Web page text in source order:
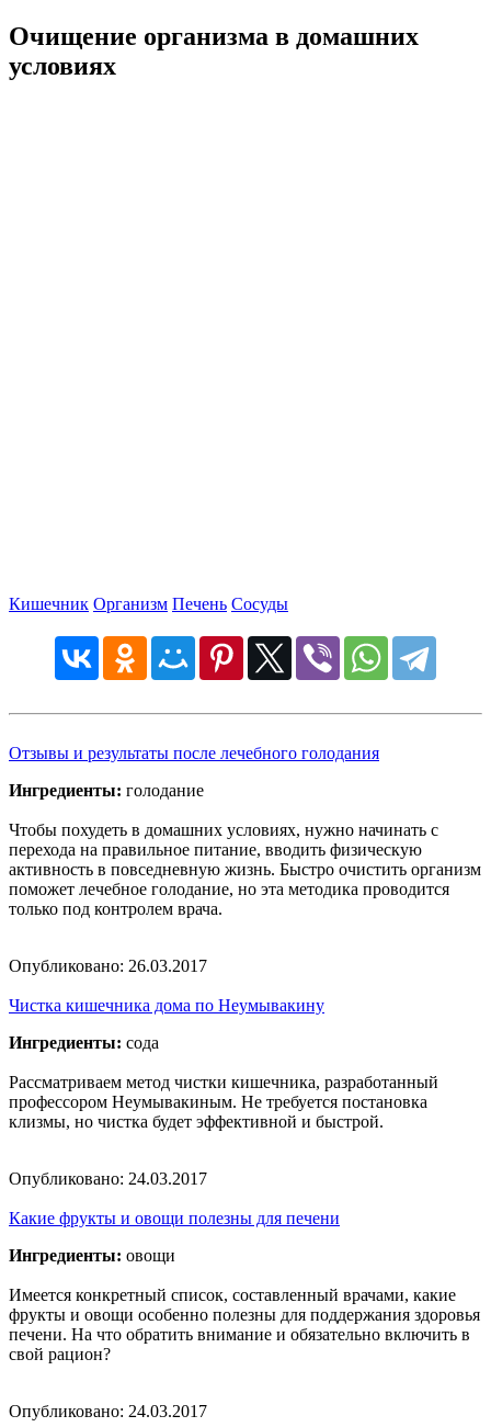
Очищение организма в домашних
условиях
Кишечник Организм Печень Сосуды
Отзывы и результаты после лечебного голодания
Ингредиенты: голодание
Чтобы похудеть в домашних условиях, нужно начинать с
перехода на правильное питание, вводить физическую
активность в повседневную жизнь. Быстро очистить организм
поможет лечебное голодание, но эта методика проводится
только под контролем врача.
Опубликовано: 26.03.2017
Чистка кишечника дома по Неумывакину
Ингредиенты: сода
Рассматриваем метод чистки кишечника, разработанный
профессором Неумывакиным. Не требуется постановка
клизмы, но чистка будет эффективной и быстрой.
Опубликовано: 24.03.2017
Какие фрукты и овощи полезны для печени
Ингредиенты: овощи
Имеется конкретный список, составленный врачами, какие
фрукты и овощи особенно полезны для поддержания здоровья
печени. На что обратить внимание и обязательно включить в
свой рацион?
Опубликовано: 24.03.2017